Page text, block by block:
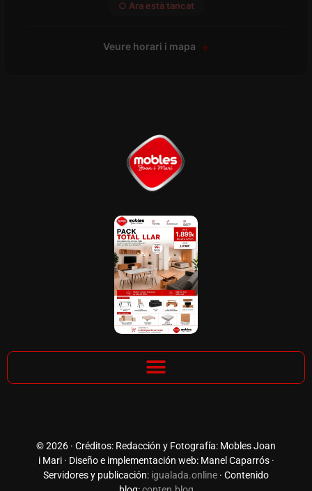
○ Ara està tancat
Veure horari i mapa
© 2026 · Créditos: Redacción y Fotografía: Mobles Joan
i Mari · Diseño e implementación web: Manel Caparrós ·
Servidores y publicación: igualada.online · Contenido